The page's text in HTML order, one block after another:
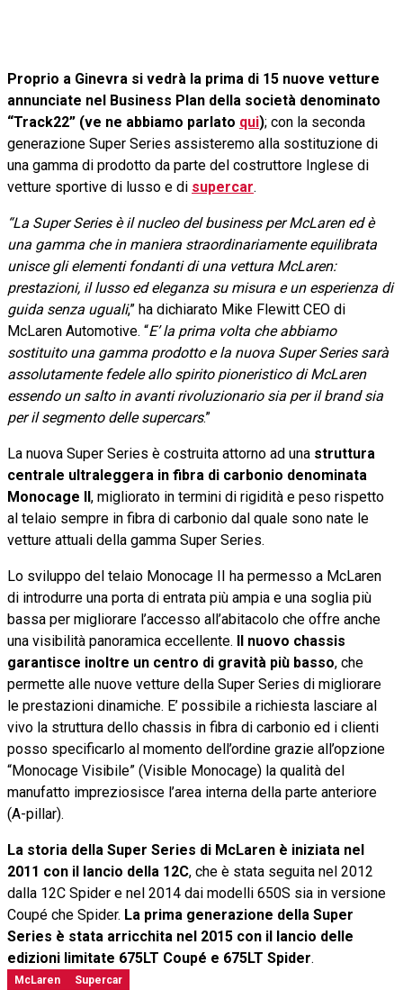
Proprio a Ginevra si vedrà la prima di 15 nuove vetture
annunciate nel Business Plan della società denominato
“Track22” (ve ne abbiamo parlato qui); con la seconda
generazione Super Series assisteremo alla sostituzione di
una gamma di prodotto da parte del costruttore Inglese di
vetture sportive di lusso e di supercar.
“La Super Series è il nucleo del business per McLaren ed è
una gamma che in maniera straordinariamente equilibrata
unisce gli elementi fondanti di una vettura McLaren:
prestazioni, il lusso ed eleganza su misura e un esperienza di
guida senza uguali,” ha dichiarato Mike Flewitt CEO di
McLaren Automotive. “E’ la prima volta che abbiamo
sostituito una gamma prodotto e la nuova Super Series sarà
assolutamente fedele allo spirito pioneristico di McLaren
essendo un salto in avanti rivoluzionario sia per il brand sia
per il segmento delle supercars.”
La nuova Super Series è costruita attorno ad una struttura
centrale ultraleggera in fibra di carbonio denominata
Monocage II, migliorato in termini di rigidità e peso rispetto
al telaio sempre in fibra di carbonio dal quale sono nate le
vetture attuali della gamma Super Series.
Lo sviluppo del telaio Monocage II ha permesso a McLaren
di introdurre una porta di entrata più ampia e una soglia più
bassa per migliorare l’accesso all’abitacolo che offre anche
una visibilità panoramica eccellente. Il nuovo chassis
garantisce inoltre un centro di gravità più basso, che
permette alle nuove vetture della Super Series di migliorare
le prestazioni dinamiche. E’ possibile a richiesta lasciare al
vivo la struttura dello chassis in fibra di carbonio ed i clienti
posso specificarlo al momento dell’ordine grazie all’opzione
“Monocage Visibile” (Visible Monocage) la qualità del
manufatto impreziosisce l’area interna della parte anteriore
(A-pillar).
La storia della Super Series di McLaren è iniziata nel
2011 con il lancio della 12C, che è stata seguita nel 2012
dalla 12C Spider e nel 2014 dai modelli 650S sia in versione
Coupé che Spider. La prima generazione della Super
Series è stata arricchita nel 2015 con il lancio delle
edizioni limitate 675LT Coupé e 675LT Spider.
McLaren Supercar